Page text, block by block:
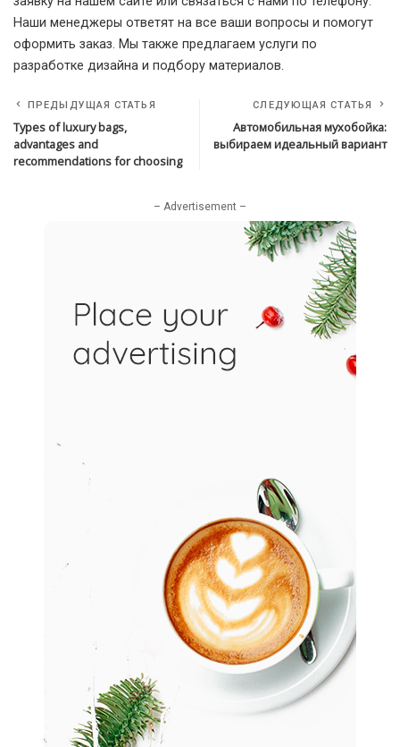
Наши менеджеры ответят на все ваши вопросы и помогут
оформить заказ. Мы также предлагаем услуги по
разработке дизайна и подбору материалов.
ПРЕДЫДУЩАЯ СТАТЬЯ
Types of luxury bags,
advantages and
recommendations for choosing
СЛЕДУЮЩАЯ СТАТЬЯ
Автомобильная мухобойка:
выбираем идеальный вариант
– Advertisement –